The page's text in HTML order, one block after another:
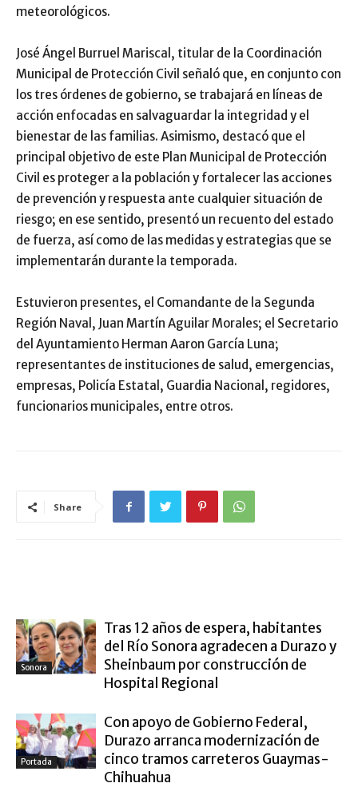
meteorológicos.
José Ángel Burruel Mariscal, titular de la Coordinación
Municipal de Protección Civil señaló que, en conjunto con
los tres órdenes de gobierno, se trabajará en líneas de
acción enfocadas en salvaguardar la integridad y el
bienestar de las familias. Asimismo, destacó que el
principal objetivo de este Plan Municipal de Protección
Civil es proteger a la población y fortalecer las acciones
de prevención y respuesta ante cualquier situación de
riesgo; en ese sentido, presentó un recuento del estado
de fuerza, así como de las medidas y estrategias que se
implementarán durante la temporada.
Estuvieron presentes, el Comandante de la Segunda
Región Naval, Juan Martín Aguilar Morales; el Secretario
del Ayuntamiento Herman Aaron García Luna;
representantes de instituciones de salud, emergencias,
empresas, Policía Estatal, Guardia Nacional, regidores,
funcionarios municipales, entre otros.
Share
Sonora
Tras 12 años de espera, habitantes
del Río Sonora agradecen a Durazo y
Sheinbaum por construcción de
Hospital Regional
Portada
Con apoyo de Gobierno Federal,
Durazo arranca modernización de
cinco tramos carreteros Guaymas-
Chihuahua